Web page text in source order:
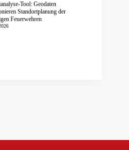
Tool: Geodaten
Standortplanung der
Feuerwehren